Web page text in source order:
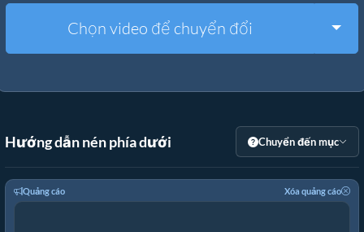
Công cụ khác
Chọn video để chuyển đổi
Hướng dẫn nén phía dưới Chuyển đến mục
Quảng cáo Xóa quảng cáo